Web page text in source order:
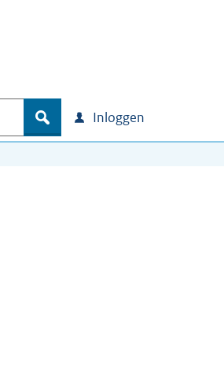
zoek Inloggen